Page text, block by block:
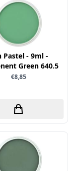
Pastel - 9ml -
Green 640.5
€8,85